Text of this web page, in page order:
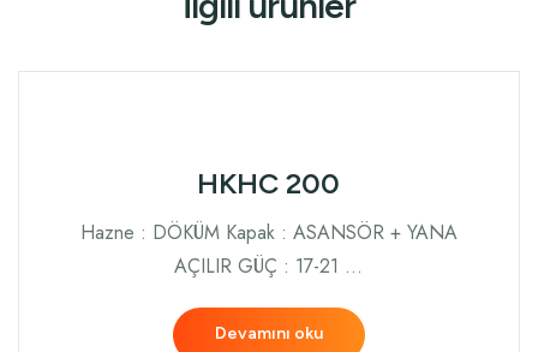
HKHC 200
Hazne : DÖKÜM Kapak : ASANSÖR + YANA
AÇILIR GÜÇ : 17-21 …
Devamını oku